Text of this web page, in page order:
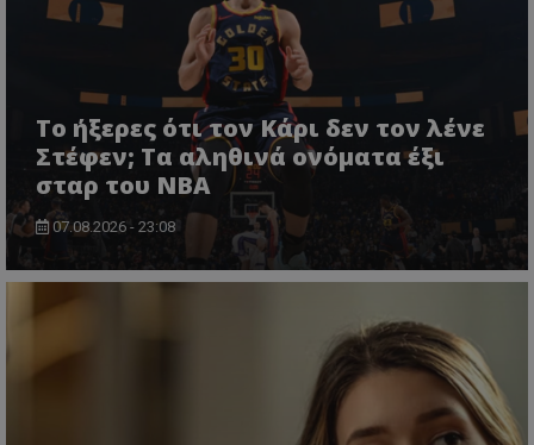
Το ήξερες ότι τον Κάρι δεν τον λένε
Στέφεν; Τα αληθινά ονόματα έξι
σταρ του NBA
07.08.2026 - 23:08